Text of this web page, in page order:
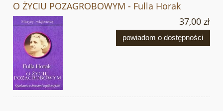
O ŻYCIU POZAGROBOWYM - Fulla Horak
37,00 zł
powiadom o dostępności